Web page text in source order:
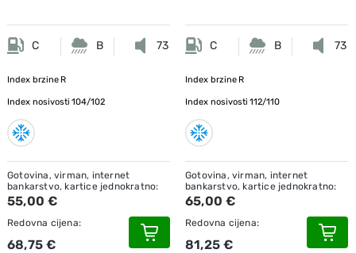
C B 73
Index brzine R
Index nosivosti 104/102
Gotovina, virman, internet
bankarstvo, kartice jednokratno:
55,00 €
Redovna cijena:
68,75 €
C B 73
Index brzine R
Index nosivosti 112/110
Gotovina, virman, internet
bankarstvo, kartice jednokratno:
65,00 €
Redovna cijena:
81,25 €